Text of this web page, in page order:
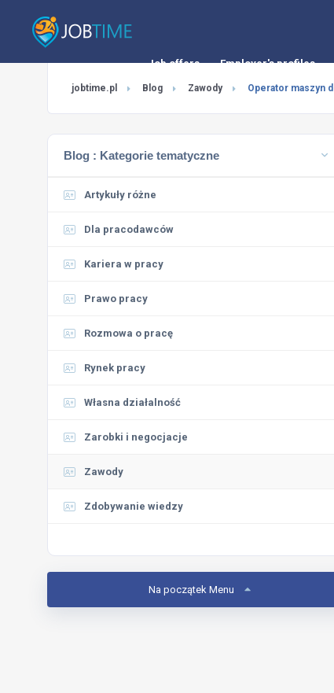
Job offers Employer's profiles
jobtime.pl Blog Zawody Operator maszyn
Blog : Kategorie tematyczne
Artykuły różne
Dla pracodawców
Kariera w pracy
Prawo pracy
Rozmowa o pracę
Rynek pracy
Własna działalność
Zarobki i negocjacje
Zawody
Zdobywanie wiedzy
Na początek Menu